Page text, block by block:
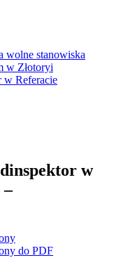
wolne stanowiska
w Złotoryi
w Referacie
w
–
do PDF